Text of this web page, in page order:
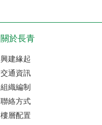
關於長青
興建緣起
交通資訊
組織編制
聯絡方式
樓層配置